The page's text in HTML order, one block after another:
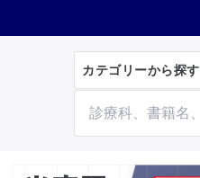
カテゴリーから探す